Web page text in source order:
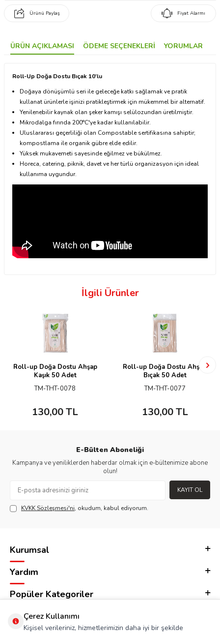
Ürünü Paylaş Fiyat Alarmı
ÜRÜN AÇIKLAMASI ÖDEME SEÇENEKLERI YORUMLAR
Roll-Up Doğa Dostu Bıçak 10'lu
Doğaya dönüşümlü seri ile geleceğe katkı sağlamak ve pratik
kullanat ürünlerle işinizi pratikleştirmek için mükemmel bir alternatif.
Yenilenebilir kaynak olan şeker kamışı selülozundan üretilmiştir.
Mikrodalga fırında 200°C'ye kadar kullanılabilir.
Uluslararası geçerliliği olan Compostable sertifikasına sahiptir;
kompostlama ile organik gübre elde edilir.
Yüksek mukavemeti sayesinde eğilmez ve bükülmez.
Horeca, catering, piknik, davet ve her türlü organizasyon için ideal
kullanıma uygundur.
İlgili Ürünler
Roll-up Doğa Dostu Ahşap
Kaşık 50 Adet
TM-THT-0078
130,00TL
Roll-up Doğa Dostu Ahşap
Bıçak 50 Adet
TM-THT-0077
130,00TL
E-Bülten Aboneliği
Kampanya ve yeniliklerden haberdar olmak için e-bültenimize abone
olun!
KAYIT OL
KVKK Sözleşmesi'ni, okudum, kabul ediyorum.
Kurumsal
Yardım
Popüler Kategoriler
Adres & İletişim
Çerez Kullanımı
Kişisel verileriniz, hizmetlerimizin daha iyi bir şekilde